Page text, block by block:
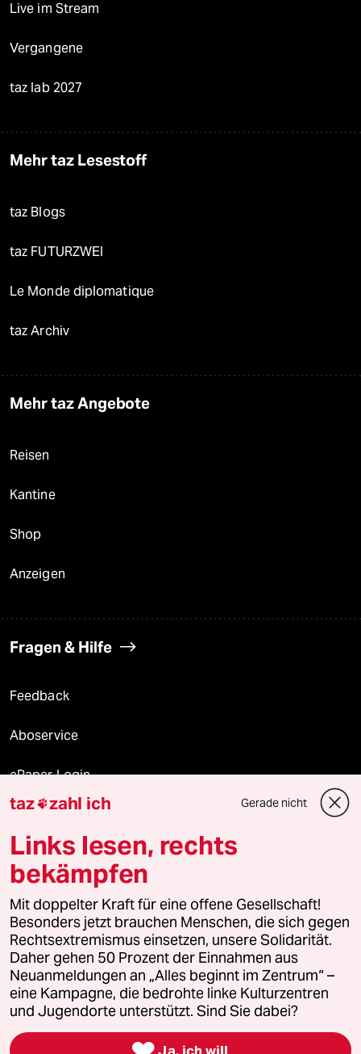
Live im Stream
Vergangene
taz lab 2027
Mehr taz Lesestoff
taz Blogs
taz FUTURZWEI
Le Monde diplomatique
taz Archiv
Mehr taz Angebote
Reisen
Kantine
Shop
Anzeigen
Fragen & Hilfe
Feedback
Aboservice
ePaper Login
Downloads für Abonnierende
© 2026 taz Verlags und Vertriebs GmbH
Alle Rechte vorbehalten. Bei rechtlichen Fragen oder für Genehmigungen
wenden Sie sich bitte an
lizenzen@taz.de
Feedback Redaktionsstatut Kommune-Richtlinien
Leitlinie Informant Datenschutz Impressum AGB
Seitenwende Einwilligungen widerrufen (Ads)
taz zahl ich Gerade nicht
Links lesen, rechts
bekämpfen
Mit doppelter Kraft für eine offene Gesellschaft!
Besonders jetzt brauchen Menschen, die sich gegen
Rechtsextremismus einsetzen, unsere Solidarität.
Daher gehen 50 Prozent der Einnahmen aus
Neuanmeldungen an „Alles beginnt im Zentrum“ –
eine Kampagne, die bedrohte linke Kulturzentren
und Jugendorte unterstützt. Sind Sie dabei?
Ja, ich will